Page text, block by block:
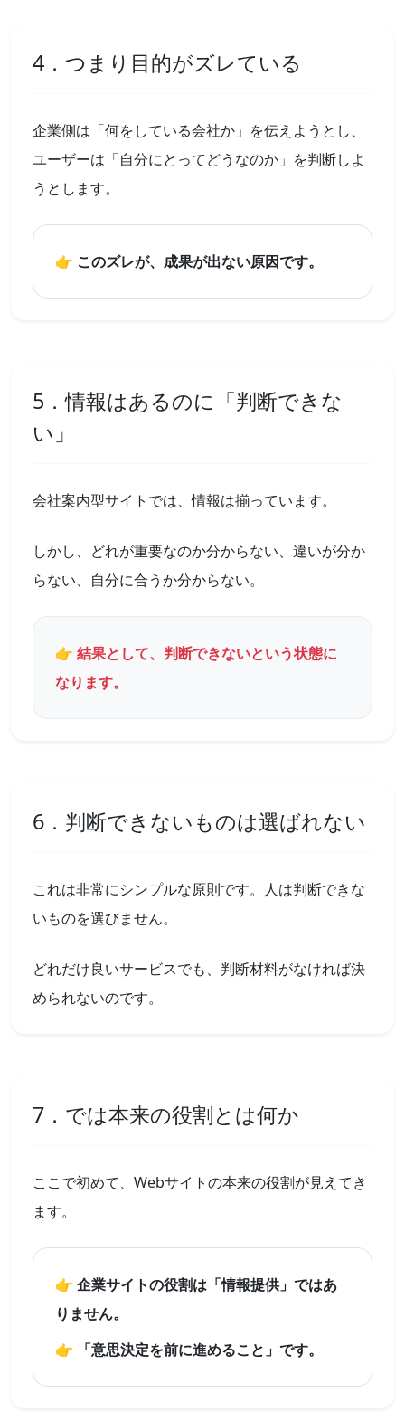
4．つまり目的がズレている
企業側は「何をしている会社か」を伝えようとし、
ユーザーは「自分にとってどうなのか」を判断しよ
うとします。
👉 このズレが、成果が出ない原因です。
5．情報はあるのに「判断できな
い」
会社案内型サイトでは、情報は揃っています。
しかし、どれが重要なのか分からない、違いが分か
らない、自分に合うか分からない。
👉 結果として、判断できないという状態に
なります。
6．判断できないものは選ばれない
これは非常にシンプルな原則です。人は判断できな
いものを選びません。
どれだけ良いサービスでも、判断材料がなければ決
められないのです。
7．では本来の役割とは何か
ここで初めて、Webサイトの本来の役割が見えてき
ます。
👉 企業サイトの役割は「情報提供」ではあ
りません。
👉 「意思決定を前に進めること」です。